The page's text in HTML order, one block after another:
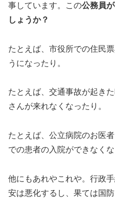
事しています。この公務員
しょうか？
たとえば、市役所での住民
うになったり。
たとえば、交通事故が起き
さんが来れなくなったり。
たとえば、公立病院のお医
での患者の入院ができなくな
他にもあれやこれや。行政
安は悪化するし、果ては国